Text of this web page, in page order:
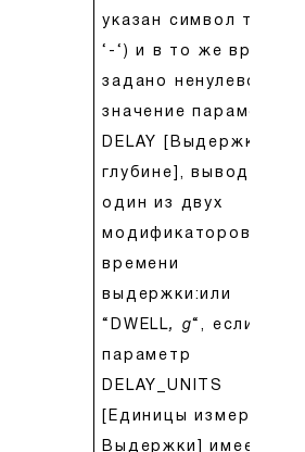
указан символ тире
‘-‘) и в то же время
задано ненулевое
значение параметра
DELAY [Выдержка на
глубине], выводится
один из двух
модификаторов
времени
выдержки:или
“DWELL, g“, если
параметр
DELAY_UNITS
[Единицы измерения
Выдержки] имеет